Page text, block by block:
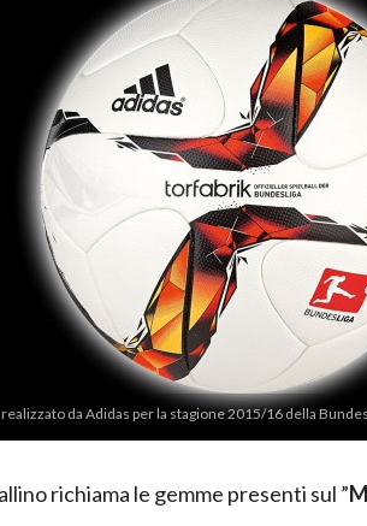
da Adidas per la stagione 2015/16 della
richiama le gemme presenti sul ”